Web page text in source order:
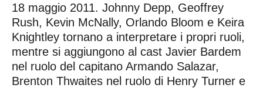
18 maggio 2011. Johnny Depp, Geoffrey
Rush, Kevin McNally, Orlando Bloom e Keira
Knightley tornano a interpretare i propri ruoli,
mentre si aggiungono al cast Javier Bardem
nel ruolo del capitano Armando Salazar,
Brenton Thwaites nel ruolo di Henry Turner e